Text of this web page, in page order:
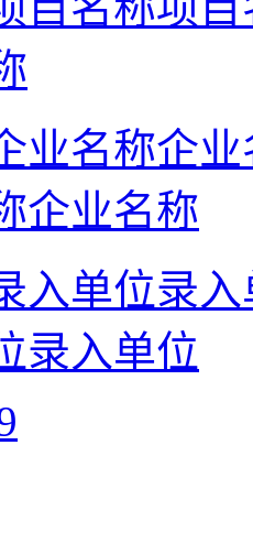
业名称企
企业名称
入单位录
录入单位